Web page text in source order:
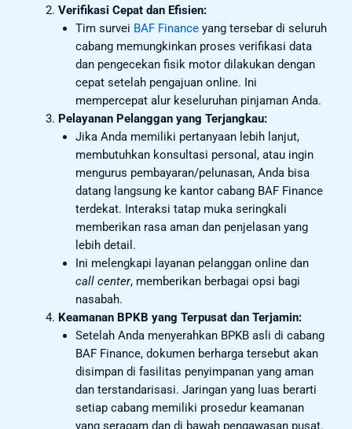
Verifikasi Cepat dan Efisien:
Tim survei BAF Financeyang tersebar di seluruh
cabang memungkinkan proses verifikasi data
dan pengecekan fisik motor dilakukan dengan
cepat setelah pengajuan online. Ini
mempercepat alur keseluruhan pinjaman Anda.
Pelayanan Pelanggan yang Terjangkau:
Jika Anda memiliki pertanyaan lebih lanjut,
membutuhkan konsultasi personal, atau ingin
mengurus pembayaran/pelunasan, Anda bisa
datang langsung ke kantor cabang BAF Finance
terdekat. Interaksi tatap muka seringkali
memberikan rasa aman dan penjelasan yang
lebih detail.
Ini melengkapi layanan pelanggan online dan
call center, memberikan berbagai opsi bagi
nasabah.
Keamanan BPKB yang Terpusat dan Terjamin:
Setelah Anda menyerahkan BPKB asli di cabang
BAF Finance, dokumen berharga tersebut akan
disimpan di fasilitas penyimpanan yang aman
dan terstandarisasi. Jaringan yang luas berarti
setiap cabang memiliki prosedur keamanan
yang seragam dan di bawah pengawasan pusat.